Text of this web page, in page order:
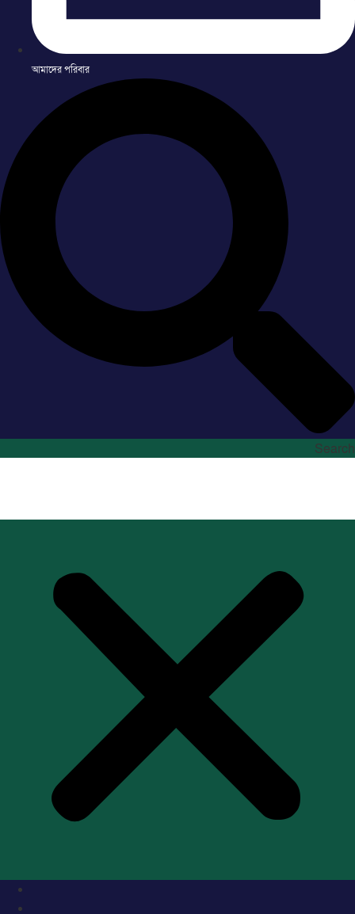
আমাদের পরিবার
Search